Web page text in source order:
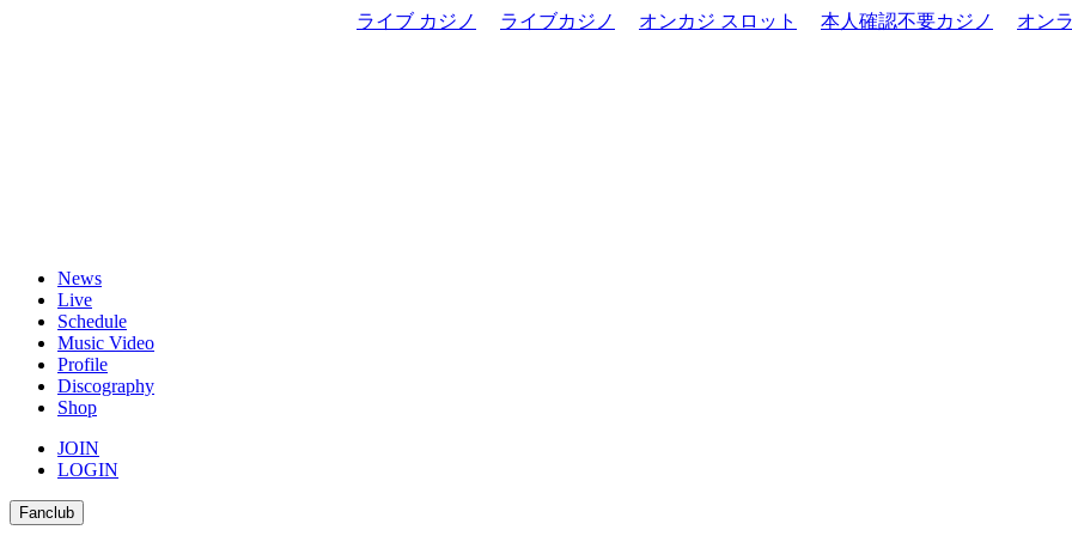
ライブ カジノ ライブカジノ オンカジ スロット 本人確認不要カジノ オン
News
Live
Schedule
Music Video
Profile
Discography
Shop
JOIN
LOGIN
Fanclub